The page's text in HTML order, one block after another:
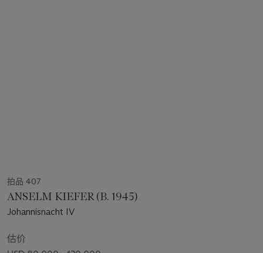
拍品 407
ANSELM KIEFER (B. 1945)
Johannisnacht IV
估价